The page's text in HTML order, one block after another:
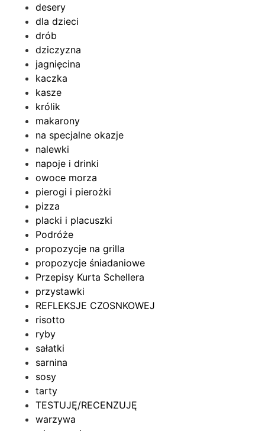
desery
dla dzieci
drób
dziczyzna
jagnięcina
kaczka
kasze
królik
makarony
na specjalne okazje
nalewki
napoje i drinki
owoce morza
pierogi i pierożki
pizza
placki i placuszki
Podróże
propozycje na grilla
propozycje śniadaniowe
Przepisy Kurta Schellera
przystawki
REFLEKSJE CZOSNKOWEJ
risotto
ryby
sałatki
sarnina
sosy
tarty
TESTUJĘ/RECENZUJĘ
warzywa